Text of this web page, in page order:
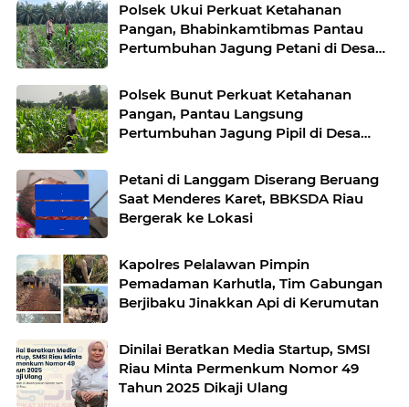
Polsek Ukui Perkuat Ketahanan
Pangan, Bhabinkamtibmas Pantau
Pertumbuhan Jagung Petani di Desa
Polsek Bunut Perkuat Ketahanan
Pangan, Pantau Langsung
Pertumbuhan Jagung Pipil di Desa
Petani di Langgam Diserang Beruang
Saat Menderes Karet, BBKSDA Riau
Bergerak ke Lokasi
Kapolres Pelalawan Pimpin
Pemadaman Karhutla, Tim Gabungan
Berjibaku Jinakkan Api di Kerumutan
Dinilai Beratkan Media Startup, SMSI
Riau Minta Permenkum Nomor 49
Tahun 2025 Dikaji Ulang